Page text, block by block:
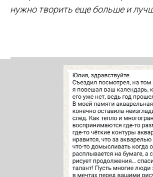
нужно творить еще больше и